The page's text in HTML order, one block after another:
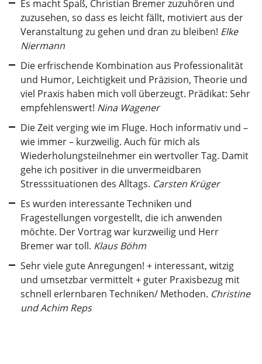
Es macht Spaß, Christian Bremer zuzuhören und
zuzusehen, so dass es leicht fällt, motiviert aus der
Veranstaltung zu gehen und dran zu bleiben! Elke
Niermann
Die erfrischende Kombination aus Professionalität
und Humor, Leichtigkeit und Präzision, Theorie und
viel Praxis haben mich voll überzeugt. Prädikat: Sehr
empfehlenswert! Nina Wagener
Die Zeit verging wie im Fluge. Hoch informativ und –
wie immer – kurzweilig. Auch für mich als
Wiederholungsteilnehmer ein wertvoller Tag. Damit
gehe ich positiver in die unvermeidbaren
Stresssituationen des Alltags. Carsten Krüger
Es wurden interessante Techniken und
Fragestellungen vorgestellt, die ich anwenden
möchte. Der Vortrag war kurzweilig und Herr
Bremer war toll. Klaus Böhm
Sehr viele gute Anregungen! + interessant, witzig
und umsetzbar vermittelt + guter Praxisbezug mit
schnell erlernbaren Techniken/ Methoden. Christine
und Achim Reps